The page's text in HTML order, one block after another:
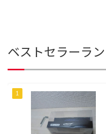
ベストセラーラ